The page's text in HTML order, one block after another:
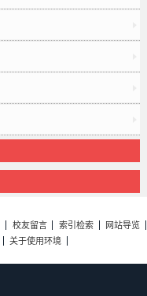
校友留言 索引检索
网站导览
关于使用环境